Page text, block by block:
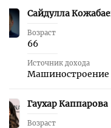
37 Сайдулла
Возраст
66
Источник дохода
Машиностроение
38 Гаухар Каппарова
Возраст